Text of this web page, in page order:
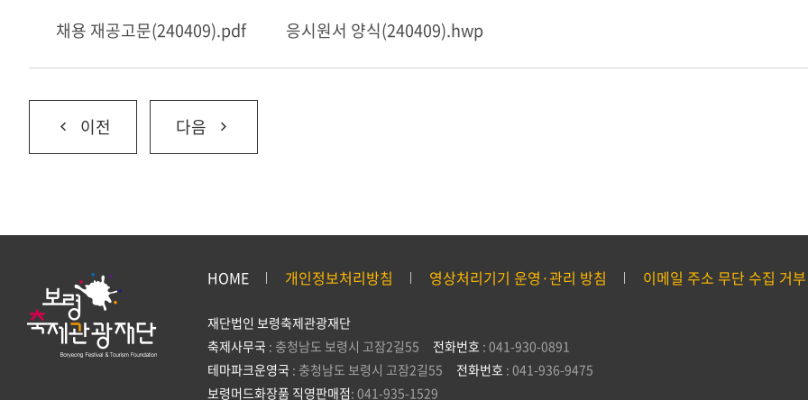
채용 재공고문(240409).pdf 응시원서 양식(240409).hwp
이전 다음
HOME 개인정보처리방침 영상처리기기 운영·관리 방침 이메일 주소 무단 수집 거부
재단법인 보령축제관광재단
축제사무국 : 충청남도 보령시 고잠2길55 전화번호 : 041-930-0891
테마파크운영국 : 충청남도 보령시 고잠2길55 전화번호 : 041-936-9475
보령머드화장품 직영판매점: 041-935-1529